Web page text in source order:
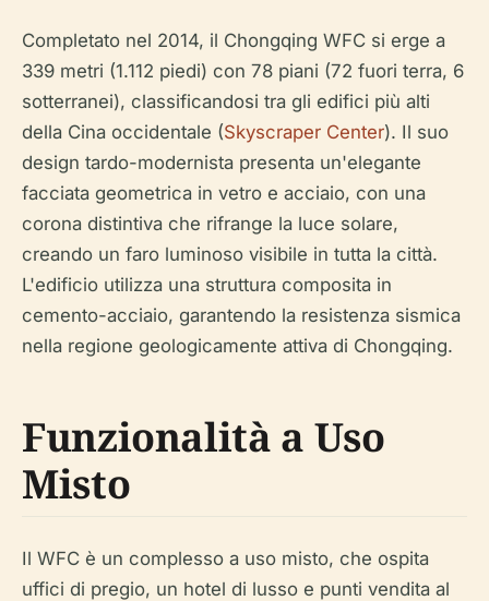
Completato nel 2014, il Chongqing WFC si erge a
339 metri (1.112 piedi) con 78 piani (72 fuori terra, 6
sotterranei), classificandosi tra gli edifici più alti
della Cina occidentale (Skyscraper Center). Il suo
design tardo-modernista presenta un'elegante
facciata geometrica in vetro e acciaio, con una
corona distintiva che rifrange la luce solare,
creando un faro luminoso visibile in tutta la città.
L'edificio utilizza una struttura composita in
cemento-acciaio, garantendo la resistenza sismica
nella regione geologicamente attiva di Chongqing.
Funzionalità a Uso
Misto
Il WFC è un complesso a uso misto, che ospita
uffici di pregio, un hotel di lusso e punti vendita al